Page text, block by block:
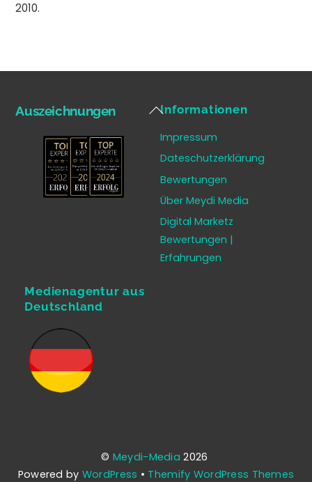
2010.
Back
Top
Auszeichnungen Informationen
Impressum
Dateschutzerklärung
Bewertungen
Über Meydi Media
Digital Marketz
Bewertungen |
Erfahrungen
Medienagentur aus
Deutschland
© Meydi-Media 2026
Powered by WordPress • Themify WordPress Themes